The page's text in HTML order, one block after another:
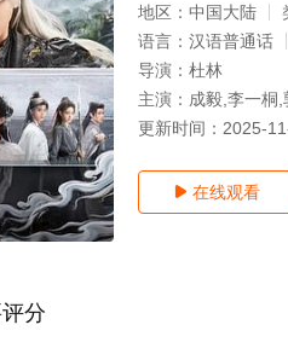
地区： 中国大陆
语言： 汉语普通话
导演： 杜林
主演： 成毅,李一桐
更新时间： 2025-
 在线观看
分